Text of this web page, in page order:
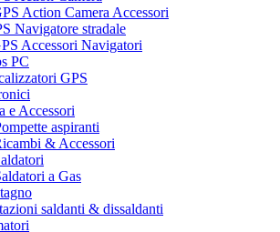
Action Camera Accessori
Navigatore stradale
Accessori Navigatori
PC
GPS
e Accessori
aspiranti
& Accessori
a Gas
saldanti & dissaldanti